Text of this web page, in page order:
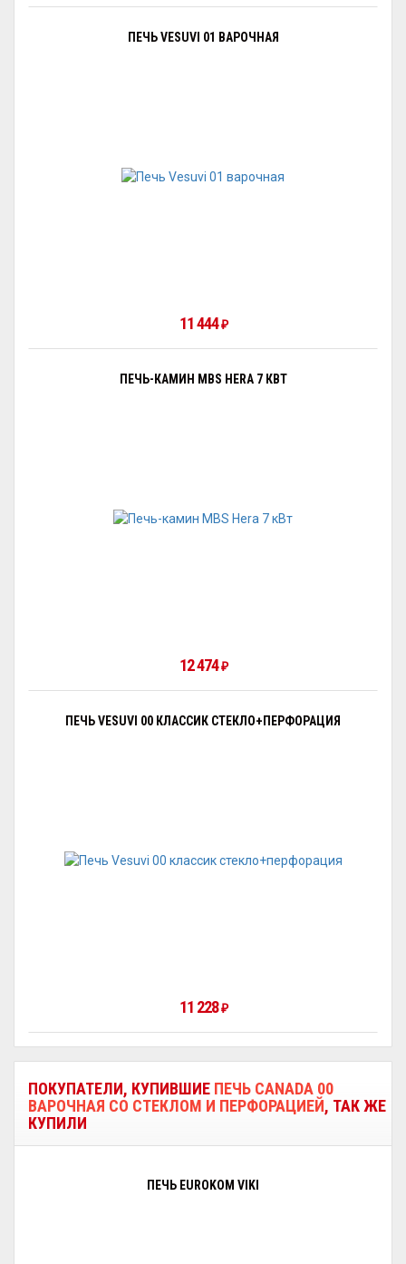
ПЕЧЬ VESUVI 01 ВАРОЧНАЯ
11 444₽
ПЕЧЬ-КАМИН MBS HERA 7 КВТ
12 474₽
ПЕЧЬ VESUVI 00 КЛАССИК СТЕКЛО+ПЕРФОРАЦИЯ
11 228₽
ПОКУПАТЕЛИ, КУПИВШИЕ ПЕЧЬ CANADA 00
ВАРОЧНАЯ СО СТЕКЛОМ И ПЕРФОРАЦИЕЙ, ТАК ЖЕ
КУПИЛИ
ПЕЧЬ EUROKOM VIKI